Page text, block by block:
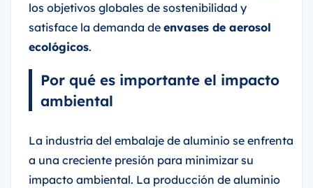
los objetivos globales de sostenibilidad y
satisface la demanda de envases de aerosol
ecológicos.
Por qué es importante el impacto
ambiental
La industria del embalaje de aluminio se enfrenta
a una creciente presión para minimizar su
impacto ambiental. La producción de aluminio